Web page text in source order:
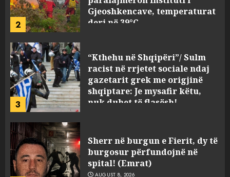
3
shqiptare: Je mysafir këtu,
nuk duhet të flasësh!
4
Sherr në burgun e Fierit, dy të
burgosur përfundojnë në
spital! (Emrat)
AUGUST 8, 2026
Tentoi të vriste me armë
zjarri një 38-vjeçar/ Kapet në
flagrancë autori i dyshuar në
Kavajë! (Emrat)